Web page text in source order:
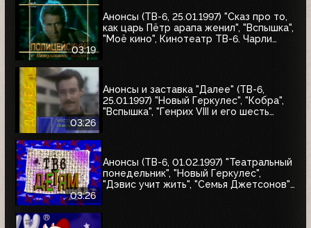
03:19
Анонсы (ТВ-6, 25.01.1997) "Сказ про то,
как царь Пётр арапа женил", "Вспышка",
"Моё кино", Кинотеатр ТВ-6. Чарли
03:26
Анонсы и заставка "Далее" (ТВ-6,
25.01.1997) "Новый Геркулес", "Кобра",
"Вспышка", "Генрих VIII и его шесть
03:26
Анонсы (ТВ-6, 01.02.1997) "Театральный
понедельник", "Новый Геркулес",
"Дэвис учит жить", "Семья Джетсонов",